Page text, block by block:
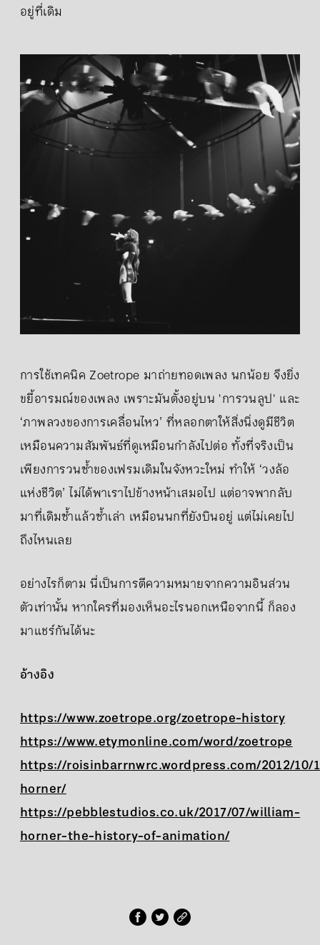
อยู่ที่เดิม
การใช้เทคนิค Zoetrope มาถ่ายทอดเพลง นกน้อย จึงยิ่ง
ขยี้อารมณ์ของเพลง เพราะมันตั้งอยู่บน 'การวนลูป' และ
‘ภาพลวงของการเคลื่อนไหว’ ที่หลอกตาให้สิ่งนิ่งดูมีชีวิต
เหมือนความสัมพันธ์ที่ดูเหมือนกำลังไปต่อ ทั้งที่จริงเป็น
เพียงการวนซ้ำของเฟรมเดิมในจังหวะใหม่ ทำให้ ‘วงล้อ
แห่งชีวิต’ ไม่ได้พาเราไปข้างหน้าเสมอไป แต่อาจพากลับ
มาที่เดิมซ้ำแล้วซ้ำเล่า เหมือนนกที่ยังบินอยู่ แต่ไม่เคยไป
ถึงไหนเลย
อย่างไรก็ตาม นี่เป็นการตีความหมายจากความอินส่วน
ตัวเท่านั้น หากใครที่มองเห็นอะไรนอกเหนือจากนี้ ก็ลอง
มาแชร์กันได้นะ
อ้างอิง
https://www.zoetrope.org/zoetrope-history
https://www.etymonline.com/word/zoetrope
https://roisinbarrnwrc.wordpress.com/2012/10/
horner/
https://pebblestudios.co.uk/2017/07/william-
horner-the-history-of-animation/